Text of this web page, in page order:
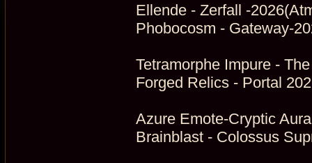
Ellende - Zerfall -
Phobocosm - Gateway-
Tetramorphe Impure -
Forged Relics - Portal
Azure Emote-Cryptic
Brainblast - Colossus